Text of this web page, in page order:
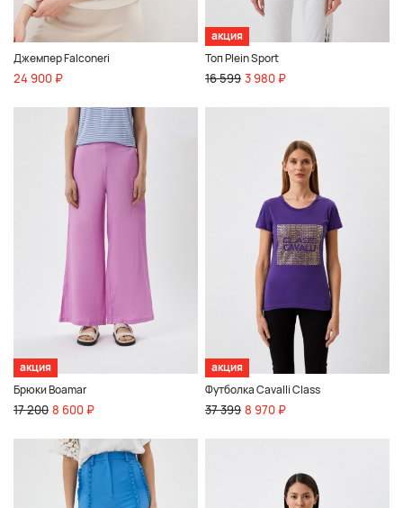
Джемпер Falconeri
24 900 ₽
акция
Топ Plein Sport
16 599 3 980 ₽
акция
Брюки Boamar
17 200 8 600 ₽
акция
Футболка Cavalli Class
37 399 8 970 ₽